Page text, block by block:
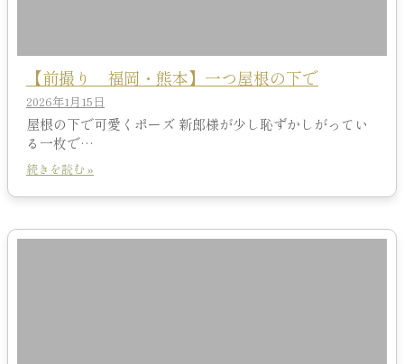
【前撮り 福岡・熊本】一つ屋根の下で
2026年1月15日
屋根の下で可愛くポーズ 新郎様が少し恥ずかしがってい
る一枚で…
続きを読む »